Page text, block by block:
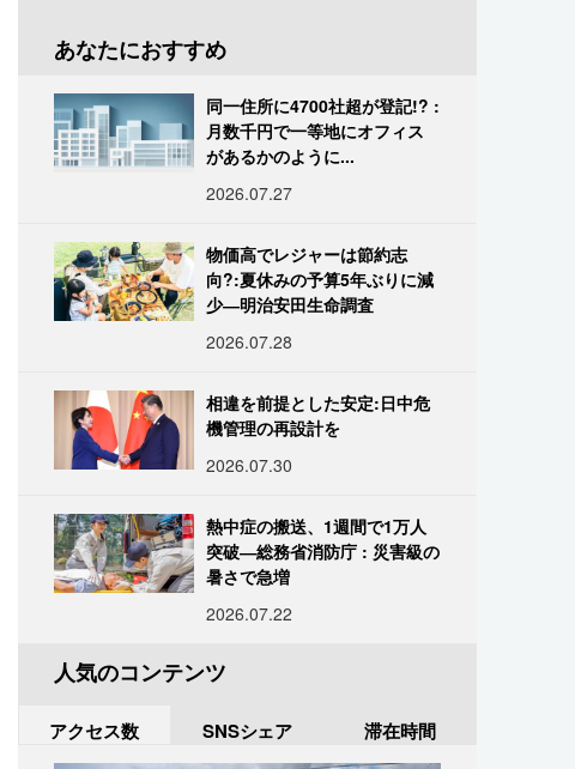
あなたにおすすめ
同一住所に4700社超が登記!? :
月数千円で一等地にオフィス
があるかのように...
2026.07.27
物価高でレジャーは節約志
向?:夏休みの予算5年ぶりに減
少―明治安田生命調査
2026.07.28
相違を前提とした安定:日中危
機管理の再設計を
2026.07.30
熱中症の搬送、1週間で1万人
突破―総務省消防庁 : 災害級の
暑さで急増
2026.07.22
人気のコンテンツ
アクセス数 SNSシェア 滞在時間